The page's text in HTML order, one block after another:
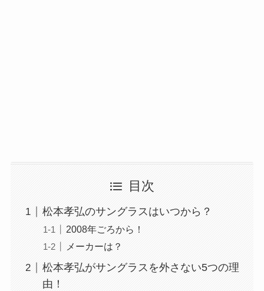
目次
松本孝弘のサングラスはいつから？
2008年ごろから！
メーカーは？
松本孝弘がサングラスを外さない5つの理
由！